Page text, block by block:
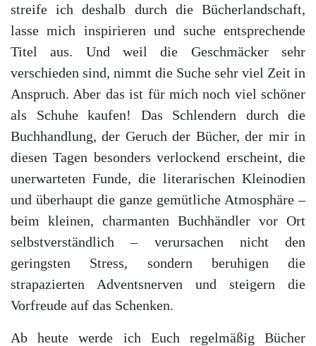
streife ich deshalb durch die Bücherlandschaft,
lasse mich inspirieren und suche entsprechende
Titel aus. Und weil die Geschmäcker sehr
verschieden sind, nimmt die Suche sehr viel Zeit in
Anspruch. Aber das ist für mich noch viel schöner
als Schuhe kaufen! Das Schlendern durch die
Buchhandlung, der Geruch der Bücher, der mir in
diesen Tagen besonders verlockend erscheint, die
unerwarteten Funde, die literarischen Kleinodien
und überhaupt die ganze gemütliche Atmosphäre –
beim kleinen, charmanten Buchhändler vor Ort
selbstverständlich – verursachen nicht den
geringsten Stress, sondern beruhigen die
strapazierten Adventsnerven und steigern die
Vorfreude auf das Schenken.
Ab heute werde ich Euch regelmäßig Bücher